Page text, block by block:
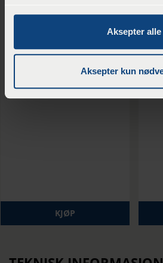
Aksepter alle
Aksepter kun
Fiberduk Netex Home2 x 25 m
kr1659/Stk
KJØP